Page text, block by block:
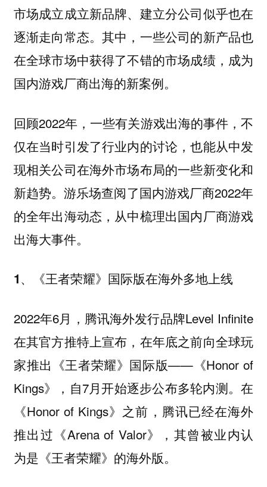
市场成立成立新品牌、建立分公司似乎也在
逐渐走向常态。其中，一些公司的新产品也
在全球市场中获得了不错的市场成绩，成为
国内游戏厂商出海的新案例。
回顾2022年，一些有关游戏出海的事件，不
仅在当时引发了行业内的讨论，也能从中发
现相关公司在海外市场布局的一些新变化和
新趋势。游乐场查阅了国内游戏厂商2022年
的全年出海动态，从中梳理出国内厂商游戏
出海大事件。
1、《王者荣耀》国际版在海外多地上线
2022年6月，腾讯海外发行品牌Level Infinite
在其官方推特上宣布，在年底之前向全球玩
家推出《王者荣耀》国际版——《Honor of
Kings》，自7月开始逐步公布多轮内测。在
《Honor of Kings》之前，腾讯已经在海外
推出过《Arena of Valor》，其曾被业内认
为是《王者荣耀》的海外版。